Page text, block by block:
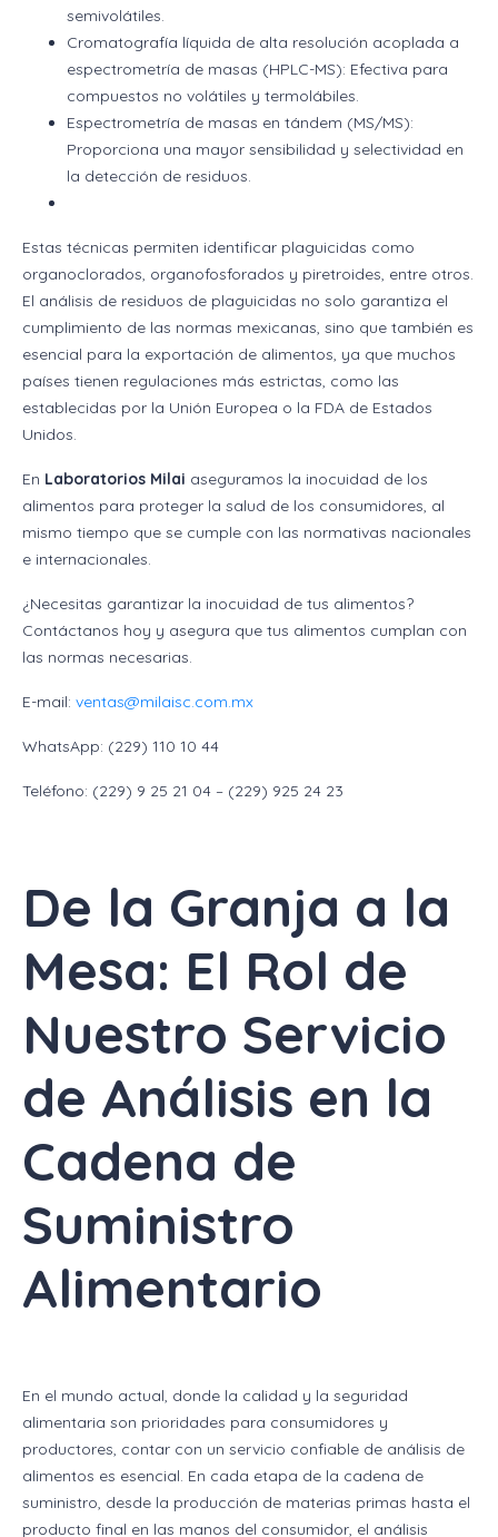
semivolátiles.
Cromatografía líquida de alta resolución acoplada a
espectrometría de masas (HPLC-MS): Efectiva para
compuestos no volátiles y termolábiles.
Espectrometría de masas en tándem (MS/MS):
Proporciona una mayor sensibilidad y selectividad en
la detección de residuos.
Estas técnicas permiten identificar plaguicidas como
organoclorados, organofosforados y piretroides, entre otros.
El análisis de residuos de plaguicidas no solo garantiza el
cumplimiento de las normas mexicanas, sino que también es
esencial para la exportación de alimentos, ya que muchos
países tienen regulaciones más estrictas, como las
establecidas por la Unión Europea o la FDA de Estados
Unidos.
En Laboratorios Milai aseguramos la inocuidad de los
alimentos para proteger la salud de los consumidores, al
mismo tiempo que se cumple con las normativas nacionales
e internacionales.
¿Necesitas garantizar la inocuidad de tus alimentos?
Contáctanos hoy y asegura que tus alimentos cumplan con
las normas necesarias.
E-mail: ventas@milaisc.com.mx
WhatsApp: (229) 110 10 44
Teléfono: (229) 9 25 21 04 – (229) 925 24 23
De la Granja a la
Mesa: El Rol de
Nuestro Servicio
de Análisis en la
Cadena de
Suministro
Alimentario
En el mundo actual, donde la calidad y la seguridad
alimentaria son prioridades para consumidores y
productores, contar con un servicio confiable de análisis de
alimentos es esencial. En cada etapa de la cadena de
suministro, desde la producción de materias primas hasta el
producto final en las manos del consumidor, el análisis